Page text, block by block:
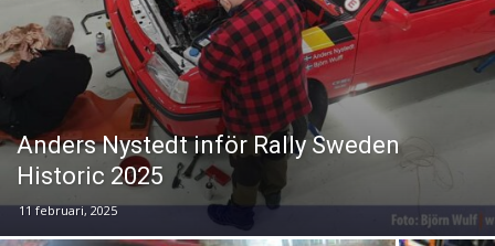
Anders Nystedt inför Rally Sweden
Historic 2025
11 februari, 2025